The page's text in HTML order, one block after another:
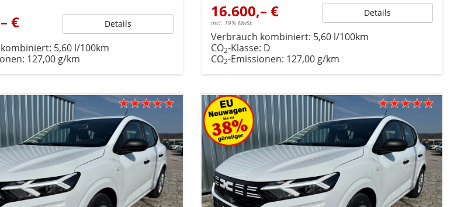
€ Details
5,60 l/100km
127,00 g/km
16.600,– €
incl. 19% MwSt.
Details
Verbrauch kombiniert: 5,60 l/100km
CO2-Klasse: D
CO2-Emissionen: 127,00 g/km